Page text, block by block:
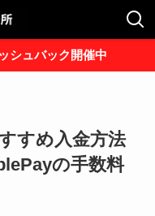
シュバック開催中
すめ入金方法
の手数料